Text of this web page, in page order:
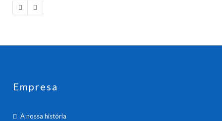
Empresa
A nossa história